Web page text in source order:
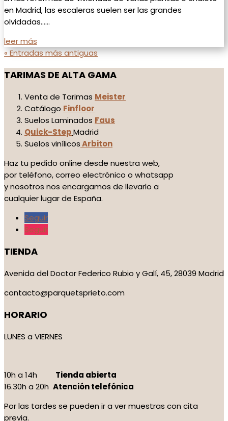
en Madrid, las escaleras suelen ser las grandes
olvidadas......
leer más
« Entradas más antiguas
TARIMAS DE ALTA GAMA
Venta de Tarimas Meister
Catálogo Finfloor
Suelos Laminados Faus
Quick-StepMadrid
Suelos vinílicosArbiton
Haz tu pedido online desde nuestra web,
por teléfono, correo electrónico o whatsapp
y nosotros nos encargamos de llevarlo a
cualquier lugar de España.
Seguir
Seguir
TIENDA
Avenida del Doctor Federico Rubio y Galí, 45, 28039 Madrid
contacto@parquetsprieto.com
HORARIO
LUNES a VIERNES
10h a 14h Tienda abierta
16.30h a 20h Atención telefónica
Por las tardes se pueden ir a ver muestras con cita
previa.